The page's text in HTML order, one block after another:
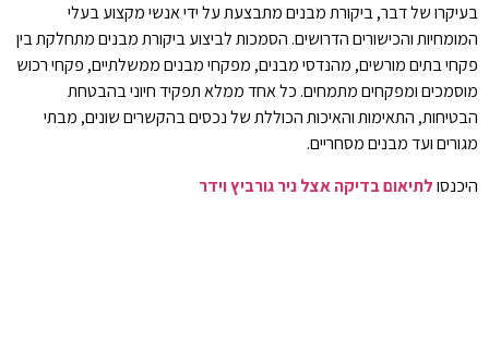
בעיקרו של דבר, ביקורת מבנים מתבצעת על ידי אנשי מקצוע בעלי
המומחיות והכישורים הדרושים. הסמכות לביצוע ביקורת מבנים מתחלקת בין
פקחי בתים מורשים, מהנדסי מבנים, מפקחי מבנים ממשלתיים, פקחי רכוש
מוסמכים ומפקחים מתמחים. כל אחד ממלא תפקיד חיוני בהבטחת
הבטיחות, התאימות והאיכות הכוללת של נכסים בהקשרים שונים, מבתי
מגורים ועד מבנים מסחריים.
היכנסולתיאום בדיקה אצל ניר גורביץ וידר